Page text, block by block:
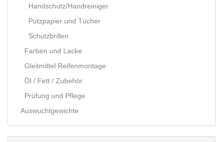
Handschutz/Handreiniger
Putzpapier und Tücher
Schutzbrillen
Farben und Lacke
Gleitmittel Reifenmontage
Öl / Fett / Zubehör
Prüfung und Pflege
Auswuchtgewichte